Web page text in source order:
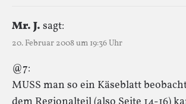
Mr. J. sagt:
20. Februar 2008 um 19:36 Uhr
@7:
MUSS man so ein Käseblatt